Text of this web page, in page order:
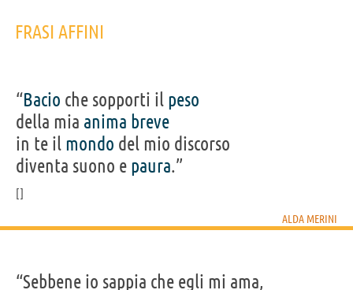
FRASI AFFINI
“Bacio che sopporti il peso
della mia anima breve
in te il mondo del mio discorso
diventa suono e paura.”
ALDA MERINI
“Sebbene io sappia che egli mi ama,